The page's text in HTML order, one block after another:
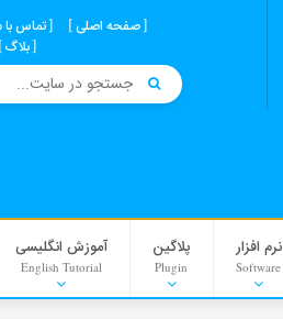
صفحه اصلی تماس با
بلاگ
نرم افزار
Software
پلاگین
Plugin
آموزش انگلیسی
English Tutorial